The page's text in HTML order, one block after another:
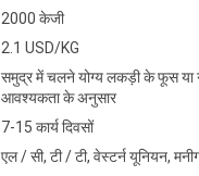
2000 केजी
2.1 USD/KG
समुद्र में चलने योग्य लकड़ी के फूस या
आवश्यकता के अनुसार
7-15 कार्य दिवसों
एल / सी, टी / टी, वेस्टर्न यूनियन,